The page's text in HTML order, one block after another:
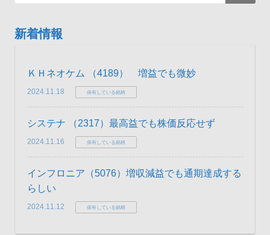
新着情報
ＫＨネオケム （4189） 増益でも微妙
2024.11.18 保有している銘柄
システナ （2317）最高益でも株価反応せず
2024.11.16 保有している銘柄
インフロニア（5076）増収減益でも通期達成する
らしい
2024.11.12 保有している銘柄